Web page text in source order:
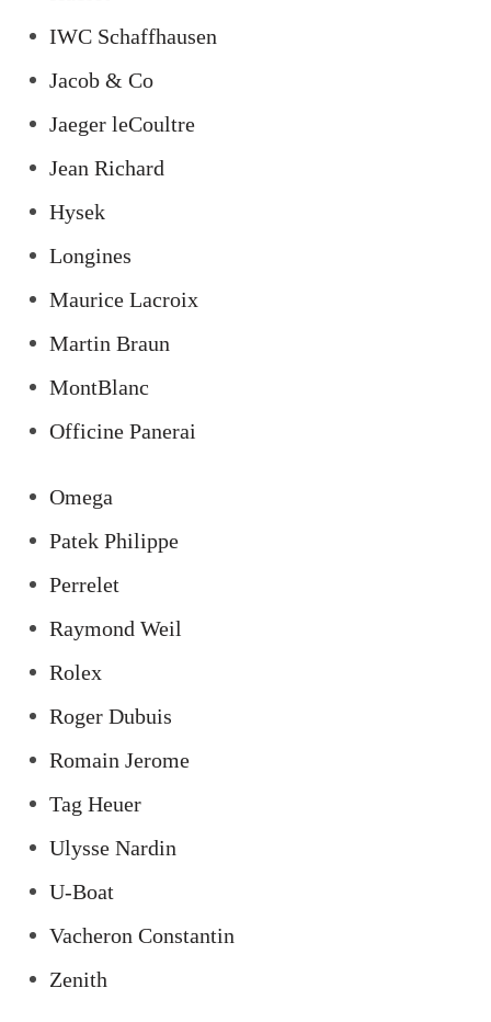
IWC Schaffhausen
Jacob & Co
Jaeger leCoultre
Jean Richard
Hysek
Longines
Maurice Lacroix
Martin Braun
MontBlanc
Officine Panerai
Omega
Patek Philippe
Perrelet
Raymond Weil
Rolex
Roger Dubuis
Romain Jerome
Tag Heuer
Ulysse Nardin
U-Boat
Vacheron Constantin
Zenith